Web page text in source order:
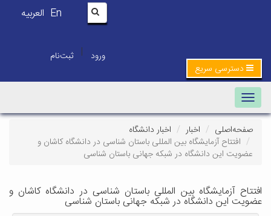
En العربیه
ورود | ثبت‌نام
دسترسی سریع
Toggle navigation
صفحه‌اصلی اخبار
اخبار دانشگاه
افتتاح آزمایشگاه بین المللی باستان شناسی در دانشگاه کاشان و
عضویت این دانشگاه در شبکه جهانی باستان شناسی
افتتاح آزمایشگاه بین المللی باستان شناسی در دانشگاه کاشان و
عضویت این دانشگاه در شبکه جهانی باستان شناسی